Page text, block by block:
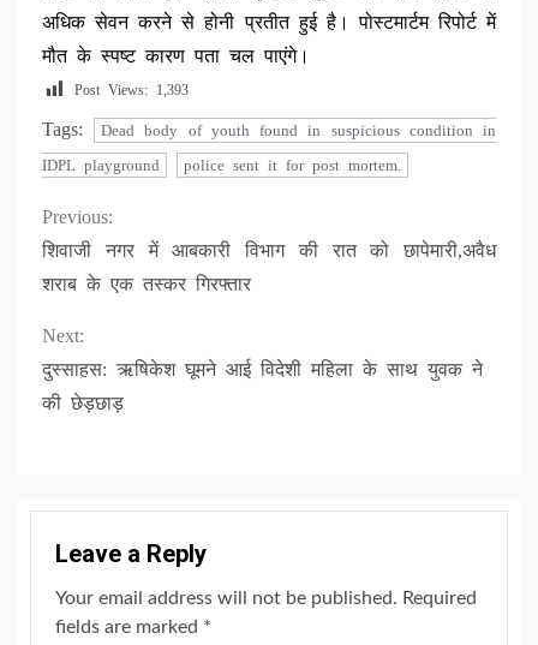
अधिक सेवन करने से होनी प्रतीत हुई है। पोस्टमार्टम रिपोर्ट में
मौत के स्पष्ट कारण पता चल पाएंगे।
Post Views: 1,393
Tags:
Dead body of youth found in suspicious condition in
IDPL playground
police sent it for post mortem.
Continue
Reading
Previous:
शिवाजी नगर में आबकारी विभाग की रात को छापेमारी,अवैध
शराब के एक तस्कर गिरफ्तार
Next:
दुस्साहस: ऋषिकेश घूमने आई विदेशी महिला के साथ युवक ने
की छेड़छाड़
Leave a Reply
Your email address will not be published. Required
fields are marked *